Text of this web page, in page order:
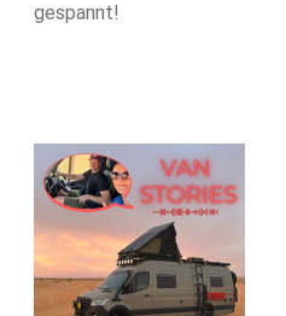
gespannt!